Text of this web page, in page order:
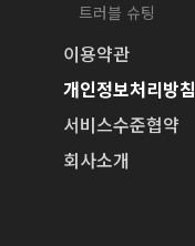
트러블 슈팅
이용약관
개인정보처리방침
서비스수준협약
회사소개